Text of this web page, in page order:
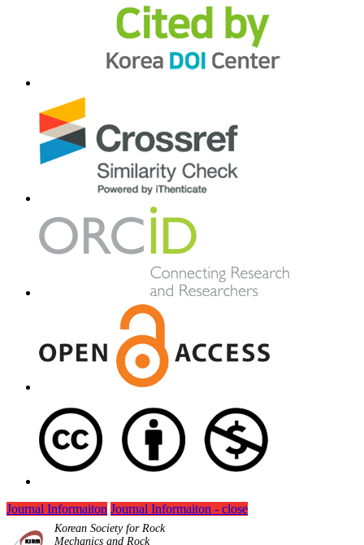
Journal Informaiton Journal Informaiton - close
Korean Society for Rock
Mechanics and Rock